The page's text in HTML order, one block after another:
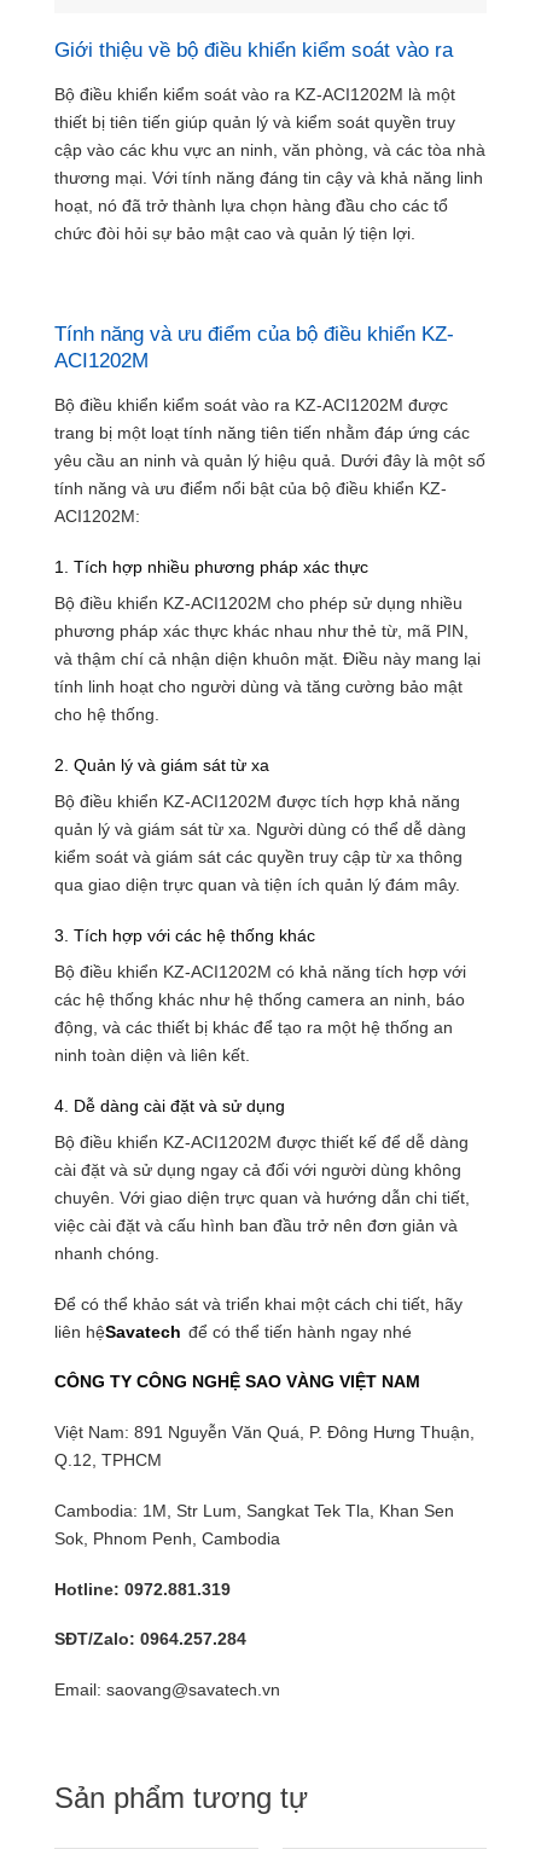
Giới thiệu về bộ điều khiển kiểm soát vào ra
Bộ điều khiển kiểm soát vào ra KZ-ACI1202M là một
thiết bị tiên tiến giúp quản lý và kiểm soát quyền truy
cập vào các khu vực an ninh, văn phòng, và các tòa nhà
thương mại. Với tính năng đáng tin cậy và khả năng linh
hoạt, nó đã trở thành lựa chọn hàng đầu cho các tổ
chức đòi hỏi sự bảo mật cao và quản lý tiện lợi.
Tính năng và ưu điểm của bộ điều khiển KZ-
ACI1202M
Bộ điều khiển kiểm soát vào ra KZ-ACI1202M được
trang bị một loạt tính năng tiên tiến nhằm đáp ứng các
yêu cầu an ninh và quản lý hiệu quả. Dưới đây là một số
tính năng và ưu điểm nổi bật của bộ điều khiển KZ-
ACI1202M:
1. Tích hợp nhiều phương pháp xác thực
Bộ điều khiển KZ-ACI1202M cho phép sử dụng nhiều
phương pháp xác thực khác nhau như thẻ từ, mã PIN,
và thậm chí cả nhận diện khuôn mặt. Điều này mang lại
tính linh hoạt cho người dùng và tăng cường bảo mật
cho hệ thống.
2. Quản lý và giám sát từ xa
Bộ điều khiển KZ-ACI1202M được tích hợp khả năng
quản lý và giám sát từ xa. Người dùng có thể dễ dàng
kiểm soát và giám sát các quyền truy cập từ xa thông
qua giao diện trực quan và tiện ích quản lý đám mây.
3. Tích hợp với các hệ thống khác
Bộ điều khiển KZ-ACI1202M có khả năng tích hợp với
các hệ thống khác như hệ thống camera an ninh, báo
động, và các thiết bị khác để tạo ra một hệ thống an
ninh toàn diện và liên kết.
4. Dễ dàng cài đặt và sử dụng
Bộ điều khiển KZ-ACI1202M được thiết kế để dễ dàng
cài đặt và sử dụng ngay cả đối với người dùng không
chuyên. Với giao diện trực quan và hướng dẫn chi tiết,
việc cài đặt và cấu hình ban đầu trở nên đơn giản và
nhanh chóng.
Để có thể khảo sát và triển khai một cách chi tiết, hãy
liên hệSavatech để có thể tiến hành ngay nhé
CÔNG TY CÔNG NGHỆ SAO VÀNG VIỆT NAM
Việt Nam: 891 Nguyễn Văn Quá, P. Đông Hưng Thuận,
Q.12, TPHCM
Cambodia: 1M, Str Lum, Sangkat Tek Tla, Khan Sen
Sok, Phnom Penh, Cambodia
Hotline: 0972.881.319
SĐT/Zalo: 0964.257.284
Email: saovang@savatech.vn
Sản phẩm tương tự